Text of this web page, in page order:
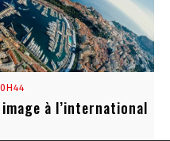
à l’international